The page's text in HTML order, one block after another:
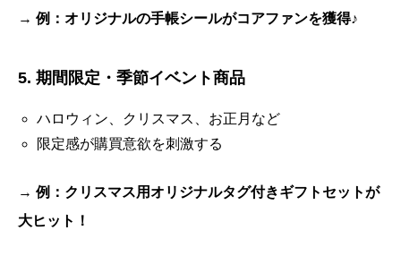
→ 例：オリジナルの手帳シールがコアファンを獲得♪
5. 期間限定・季節イベント商品
ハロウィン、クリスマス、お正月など
限定感が購買意欲を刺激する
→ 例：クリスマス用オリジナルタグ付きギフトセットが
大ヒット！